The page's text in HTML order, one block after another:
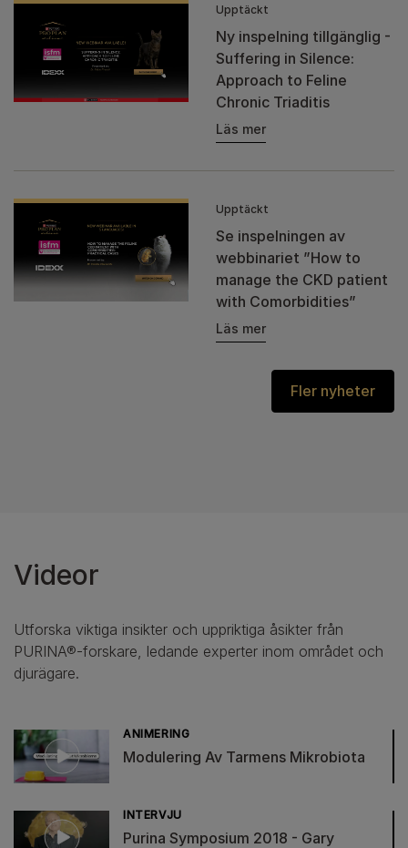
Upptäckt
Ny inspelning tillgänglig -
Suffering in Silence:
Approach to Feline
Chronic Triaditis
Läs mer
Upptäckt
Se inspelningen av
webbinariet ”How to
manage the CKD patient
with Comorbidities”
Läs mer
Fler nyheter
Videor
Utforska viktiga insikter och uppriktiga åsikter från
PURINA®-forskare, ledande experter inom området och
djurägare.
ANIMERING
Modulering Av Tarmens Mikrobiota
INTERVJU
Purina Symposium 2018 - Gary